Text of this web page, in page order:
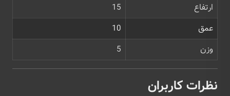
ارتفاع
15
عمق
10
وزن
5
نظرات کاربران